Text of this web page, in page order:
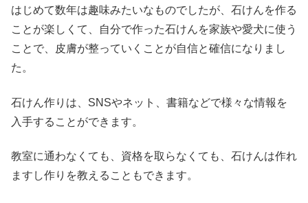
はじめて数年は趣味みたいなものでしたが、石けんを作る
ことが楽しくて、自分で作った石けんを家族や愛犬に使う
ことで、皮膚が整っていくことが自信と確信になりまし
た。
石けん作りは、SNSやネット、書籍などで様々な情報を
入手することができます。
教室に通わなくても、資格を取らなくても、石けんは作れ
ますし作りを教えることもできます。